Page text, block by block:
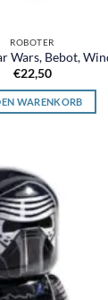
ROBOTER
Wars, Bebot,
€22,50
WARENKORB